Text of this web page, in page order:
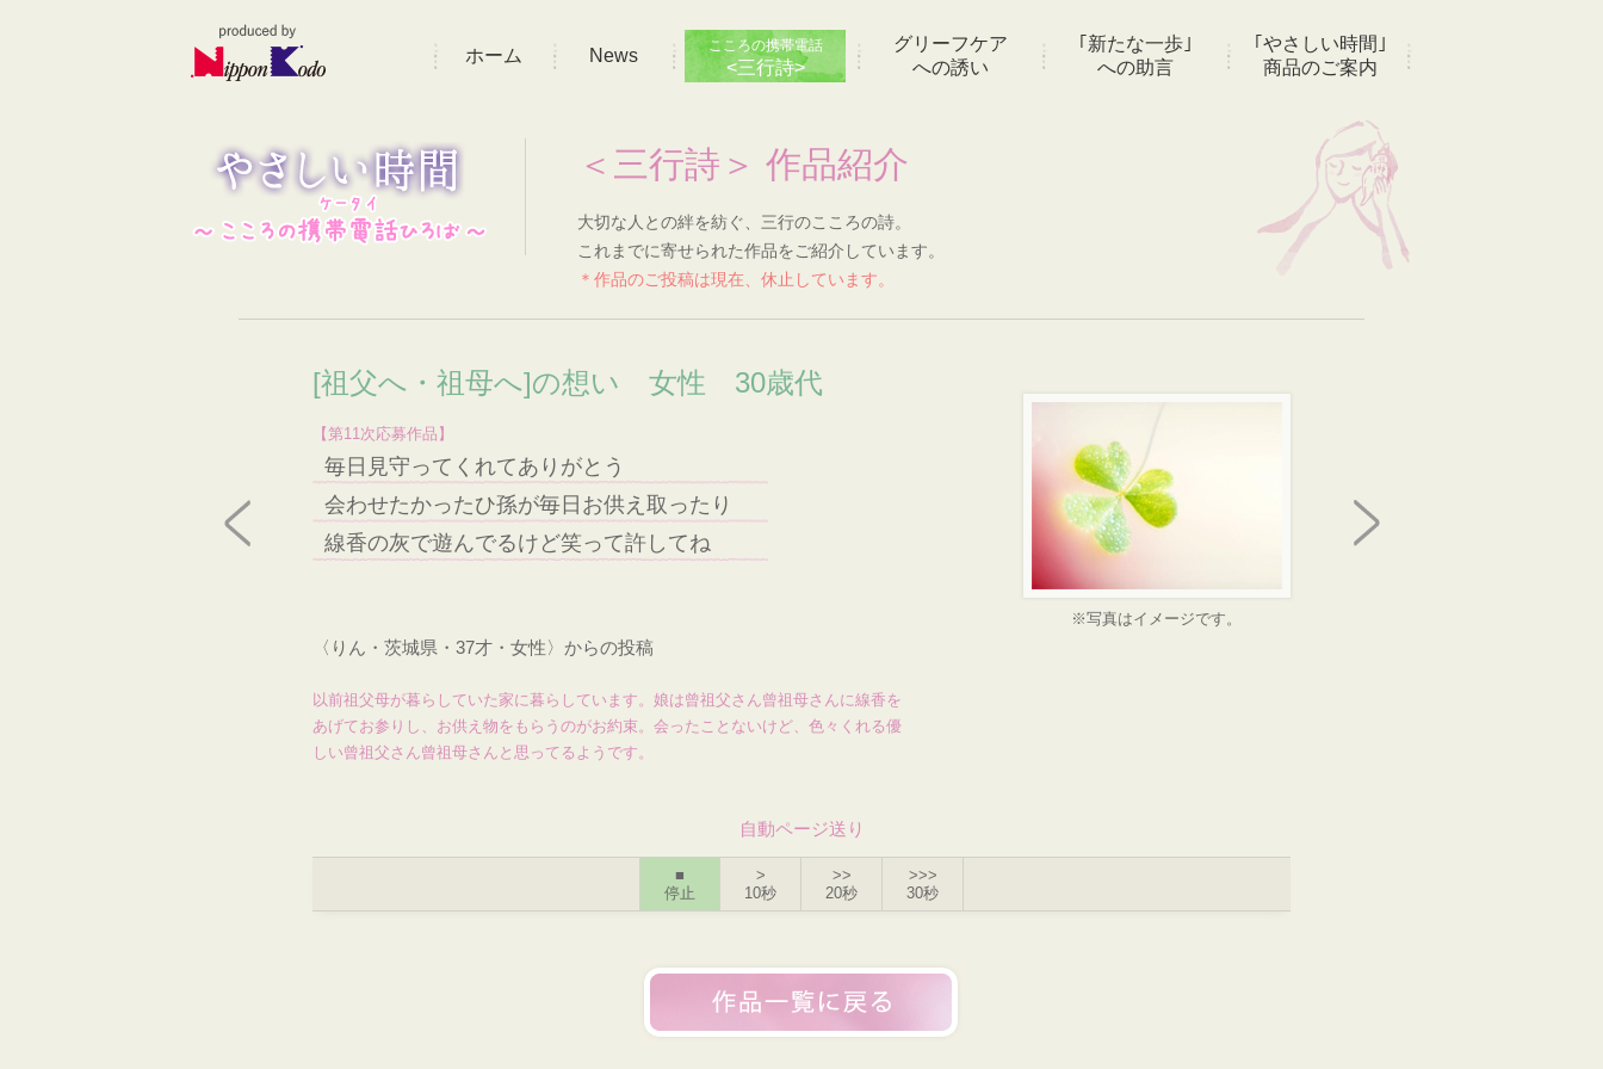
ホーム News こころの携帯電話
<三行詩>
グリーフケア
への誘い
｢新たな一歩｣
への助言
｢やさしい時間｣
商品のご案内
＜三行詩＞ 作品紹介
大切な人との絆を紡ぐ、三行のこころの詩。
これまでに寄せられた作品をご紹介しています。
＊作品のご投稿は現在、休止しています。
[祖父へ・祖母へ]の想い 女性 30歳代
【第11次応募作品】
毎日見守ってくれてありがとう
会わせたかったひ孫が毎日お供え取ったり
線香の灰で遊んでるけど笑って許してね
※写真はイメージです。
〈りん・茨城県・37才・女性〉からの投稿
以前祖父母が暮らしていた家に暮らしています。娘は曾祖父さん曾祖母さんに線香を
あげてお参りし、お供え物をもらうのがお約束。会ったことないけど、色々くれる優
しい曾祖父さん曾祖母さんと思ってるようです。
自動ページ送り
■
停止
>
10秒
>>
20秒
>>>
30秒